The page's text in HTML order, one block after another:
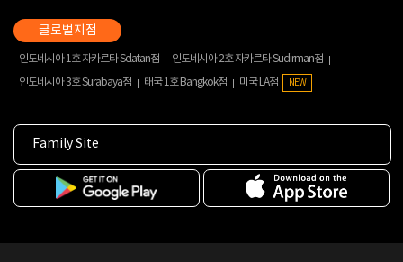
인도네시아 1호 자카르타 Selatan점
인도네시아 2호 자카르타 Sudirman점
인도네시아 3호 Surabaya점
태국 1호 Bangkok점 미국 LA점 NEW
Family Site